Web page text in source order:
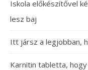
Iskola előkészítővel
lesz baj
Itt jársz a legjobban,
Karnitin tabletta,